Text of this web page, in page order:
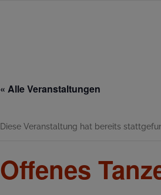
« Alle Veranstaltungen
Diese Veranstaltung hat bereits
Offenes